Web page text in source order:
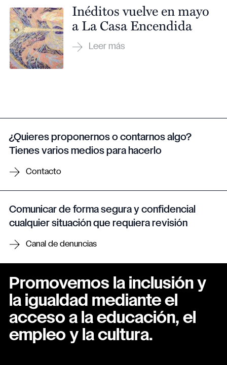
Inéditos vuelve en mayo
a La Casa Encendida
¿Quieres proponernos o contarnos algo?
Tienes varios medios para hacerlo
Contacto
Comunicar de forma segura y confidencial
cualquier situación que requiera revisión
Canal de denuncias
Promovemos la inclusión y
la igualdad mediante el
acceso a la educación, el
empleo y la cultura.